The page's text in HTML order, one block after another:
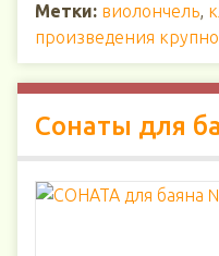
Метки: виолончель,
произведения
Сонаты для